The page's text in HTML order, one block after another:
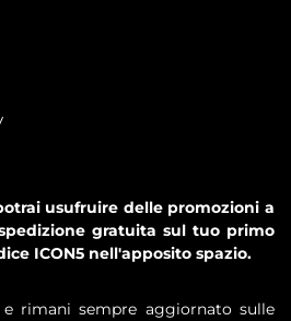
usufruire delle promozioni a
gratuita sul tuo primo
ICON5 nell'apposito spazio.
rimani sempre aggiornato sulle